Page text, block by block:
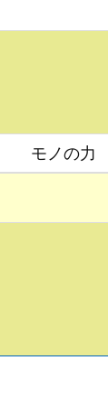
モノの力